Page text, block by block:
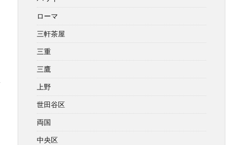
ローマ
三軒茶屋
三重
三鷹
上野
世田谷区
両国
中央区